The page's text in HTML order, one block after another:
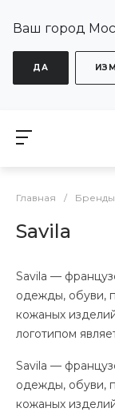
Ваш город
ДА
Главная / Бренды
Savila
Savila —
одежды, обуви,
кожаных
логотипом
Savila —
одежды, обуви,
кожаных